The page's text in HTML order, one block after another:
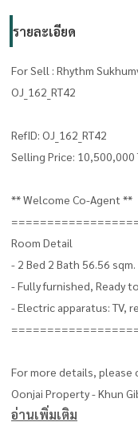
รายละเอียด
For Sell : Rhythm
OJ_162_RT42
RefID: OJ_162_RT42
Selling Price: 10,500,000
** Welcome Co-Agent **
Room Detail
- 2 Bed 2 Bath 56.56
- Fully furnished, Ready
- Electric apparatus: TV,
For more details, please
Oonjai Property - Khun
CALL:(+66) 063-664-6224
อ่านเพิ่มเติม